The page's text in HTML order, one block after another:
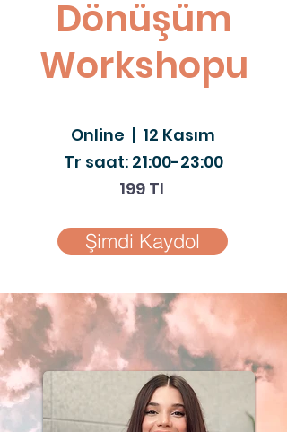
Dönüşüm
Workshopu
Online | 12 Kasım
Tr saat: 21:00-23:00
199 Tl
Şimdi Kaydol